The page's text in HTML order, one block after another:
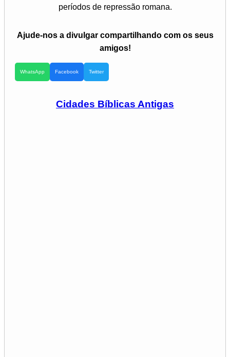
períodos de repressão romana.
Ajude-nos a divulgar compartilhando com os seus
amigos!
WhatsApp Facebook Twitter
Cidades Bíblicas Antigas